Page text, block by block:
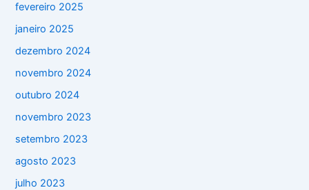
fevereiro 2025
janeiro 2025
dezembro 2024
novembro 2024
outubro 2024
novembro 2023
setembro 2023
agosto 2023
julho 2023